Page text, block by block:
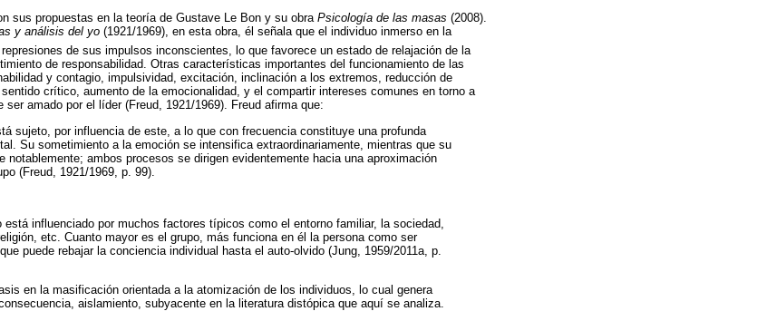
sus propuestas en la teoría de Gustave Le Bon y su obra Psicología de las masas (2008).
y análisis del yo (1921/1969), en esta obra, él señala que el individuo inmerso en la
de sus impulsos inconscientes, lo que favorece un estado de relajación de la
de responsabilidad. Otras características importantes del funcionamiento de las
y contagio, impulsividad, excitación, inclinación a los extremos, reducción de
crítico, aumento de la emocionalidad, y el compartir intereses comunes en torno a
amado por el líder (Freud, 1921/1969). Freud afirma que:
sujeto, por influencia de este, a lo que con frecuencia constituye una profunda
Su sometimiento a la emoción se intensifica extraordinariamente, mientras que su
notablemente; ambos procesos se dirigen evidentemente hacia una aproximación
(Freud, 1921/1969, p. 99).
influenciado por muchos factores típicos como el entorno familiar, la sociedad,
etc. Cuanto mayor es el grupo, más funciona en él la persona como ser
puede rebajar la conciencia individual hasta el auto-olvido (Jung, 1959/2011a, p.
en la masificación orientada a la atomización de los individuos, lo cual genera
aislamiento, subyacente en la literatura distópica que aquí se analiza.